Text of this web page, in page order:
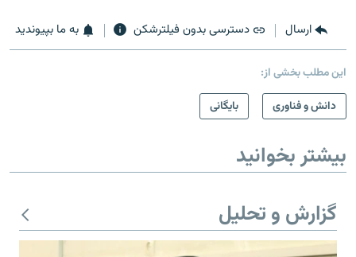
ارسال دسترسی بدون فیلترشکن به ما بپیوندید
این مطلب بخشی از:
دانش و فناوری
بایگانی
بیشتر بخوانید
گزارش و تحلیل